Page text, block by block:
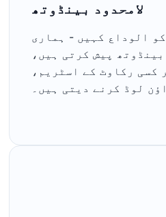
لامحدود بینڈوتھ
الوداع کہیں - ہماری
بینڈوتھ پیش کرتی ہیں،
کسی رکاوٹ کے اسٹریم،
لوڈ کرنے دیتی ہیں۔